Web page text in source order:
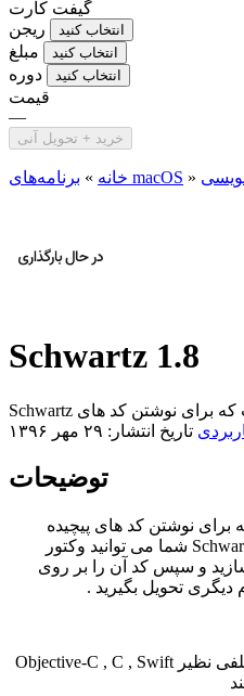
گیفت کارت
ریجن
انتخاب کنید
مبلغ انتخاب کنید
دوره انتخاب کنید
قیمت
—
خرید + تحویل آنی
خانه » برنامه‌های macOS »
Schwartz 1.8
تاریخ انتشار: ۲۹ مهر ۱۳۹۶
توضیحات
برای نوشتن کد های پیچیده
گرافیکی طراحی شده است . با Schwartz شما می توانید وکتور
و سپس کد آن را بر روی
Schwartz از زبان ها و کد های مختلفی نظیر Objective-C , C , Swift